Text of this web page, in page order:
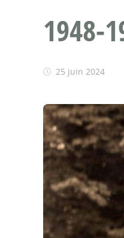
1948-
25 juin 2024